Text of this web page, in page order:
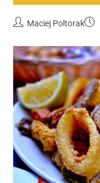
Maciej Poltorak